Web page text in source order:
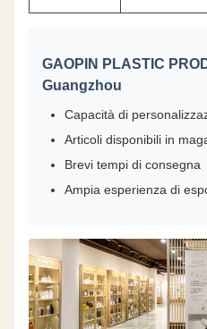
GAOPIN PLASTIC
Guangzhou
Capacità di
Articoli disponibili in
Brevi tempi di consegna
Ampia esperienza di